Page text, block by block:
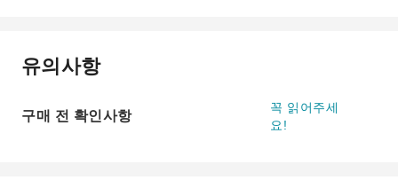
유의사항
구매 전 확인사항
꼭 읽어주세
요!